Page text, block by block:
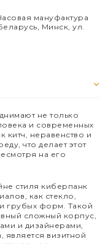
мануфактура
Минск, ул.
не только
и современных
китч, неравенство и
что делает этот
на его
стиля киберпанк
как стекло,
грубых форм. Такой
сложный корпус,
и дизайнерами,
визитной